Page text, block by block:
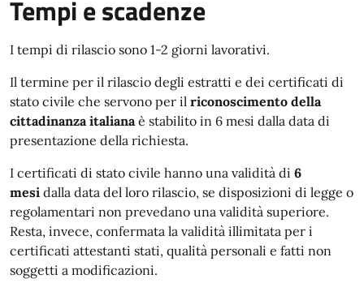
Tempi e scadenze
I tempi di rilascio sono 1-2 giorni lavorativi.
Il termine per il rilascio degli estratti e dei certificati di
stato civile che servono per il riconoscimento della
cittadinanza italianaè stabilito in 6 mesi dalla data di
presentazione della richiesta.
I certificati di stato civile hanno una validità di 6
mesi dalla data del loro rilascio, se disposizioni di legge o
regolamentari non prevedano una validità superiore.
Resta, invece, confermata la validità illimitata per i
certificati attestanti stati, qualità personali e fatti non
soggetti a modificazioni.